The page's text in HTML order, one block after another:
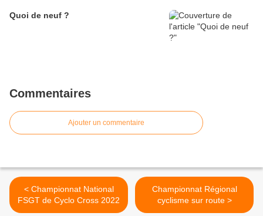
Quoi de neuf ?
Commentaires
Ajouter un commentaire
< Championnat National
FSGT de Cyclo Cross 2022
Championnat Régional
cyclisme sur route >